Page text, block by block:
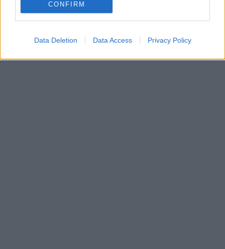
CONFIRM
Data Deletion Data Access Privacy Policy